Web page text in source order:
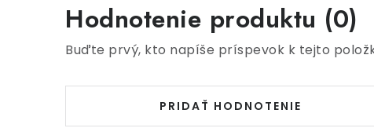
Hodnotenie produktu (0)
Buďte prvý, kto napíše príspevok k tejto
PRIDAŤ HODNOTENIE